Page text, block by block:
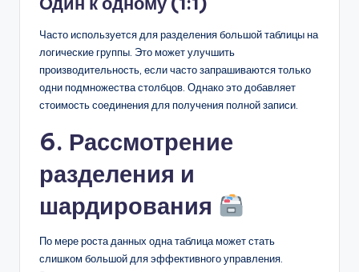
Часто используется для разделения большой таблицы на
логические группы. Это может улучшить
производительность, если часто запрашиваются только
одни подмножества столбцов. Однако это добавляет
стоимость соединения для получения полной записи.
6. Рассмотрение
разделения и
шардирования
По мере роста данных одна таблица может стать
слишком большой для эффективного управления.